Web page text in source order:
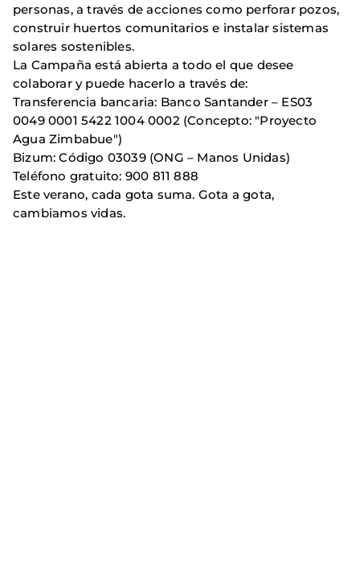
personas, a través de acciones como perforar pozos,
construir huertos comunitarios e instalar sistemas
solares sostenibles.
La Campaña está abierta a todo el que desee
colaborar y puede hacerlo a través de:
Transferencia bancaria: Banco Santander – ES03
0049 0001 5422 1004 0002 (Concepto: "Proyecto
Agua Zimbabue")
Bizum: Código 03039 (ONG – Manos Unidas)
Teléfono gratuito: 900 811 888
Este verano, cada gota suma. Gota a gota,
cambiamos vidas.